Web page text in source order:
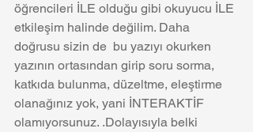
öğrencileri İLE olduğu gibi okuyucu İLE
etkileşim halinde değilim. Daha
doğrusu sizin de  bu yazıyı okurken
yazının ortasından girip soru sorma,
katkıda bulunma, düzeltme, eleştirme
olanağınız yok, yani İNTERAKTİF
olamıyorsunuz. .Dolayısıyla belki